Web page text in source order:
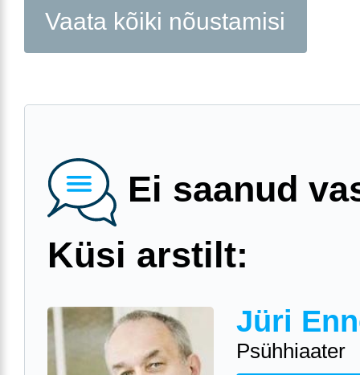
Vaata kõiki nõustamisi
Ei saanud
Küsi arstilt:
Jüri
Psühhiaater